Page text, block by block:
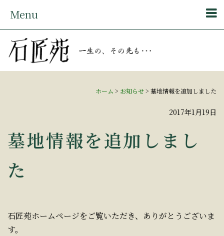
Menu
ホーム > お知らせ> 墓地情報を追加しました
2017年1月19日
墓地情報を追加しまし
た
石匠苑ホームページをご覧いただき、ありがとうございま
す。